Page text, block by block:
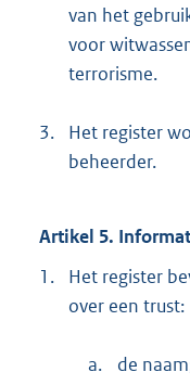
van het
voor
terrorisme.
3.
Het register
beheerder.
Artikel 5.
1.
Het register
over een trust:
a. de